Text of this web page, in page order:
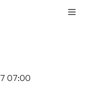
07:00